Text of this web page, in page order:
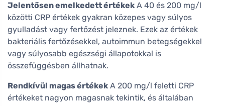
Jelentősen emelkedett értékek A 40 és 200 mg/l
közötti CRP értékek gyakran közepes vagy súlyos
gyulladást vagy fertőzést jeleznek. Ezek az értékek
bakteriális fertőzésekkel, autoimmun betegségekkel
vagy súlyosabb egészségi állapotokkal is
összefüggésben állhatnak.
Rendkívül magas értékek A 200 mg/l feletti CRP
értékeket nagyon magasnak tekintik, és általában